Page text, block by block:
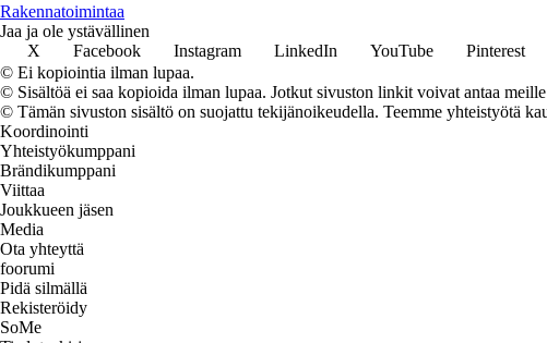
Rakennatoimintaa
Jaa ja ole ystävällinen
X
Facebook Instagram LinkedIn YouTube Pinterest
© Ei kopiointia ilman lupaa.
© Sisältöä ei saa kopioida ilman lupaa. Jotkut sivuston linkit voivat antaa
© Tämän sivuston sisältö on suojattu tekijänoikeudella. Teemme yhteistyötä
Koordinointi
Yhteistyökumppani
Brändikumppani
Viittaa
Joukkueen jäsen
Media
Ota yhteyttä
foorumi
Pidä silmällä
Rekisteröidy
SoMe